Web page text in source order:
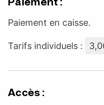
Paiement en caisse.
Tarifs individuels :
Accès :